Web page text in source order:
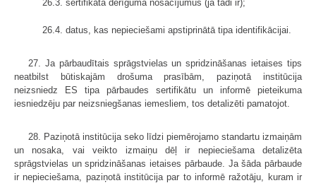
26.3. sertifikāta derīguma nosacījumus (ja tādi ir);
26.4. datus, kas nepieciešami apstiprinātā tipa identifikācijai.
27. Ja pārbaudītais sprāgstvielas un spridzināšanas ietaises tips
neatbilst būtiskajām drošuma prasībām, paziņotā institūcija
neizsniedz ES tipa pārbaudes sertifikātu un informē pieteikuma
iesniedzēju par neizsniegšanas iemesliem, tos detalizēti pamatojot.
28. Paziņotā institūcija seko līdzi piemērojamo standartu izmaiņām
un nosaka, vai veikto izmaiņu dēļ ir nepieciešama detalizēta
sprāgstvielas un spridzināšanas ietaises pārbaude. Ja šāda pārbaude
ir nepieciešama, paziņotā institūcija par to informē ražotāju, kuram ir